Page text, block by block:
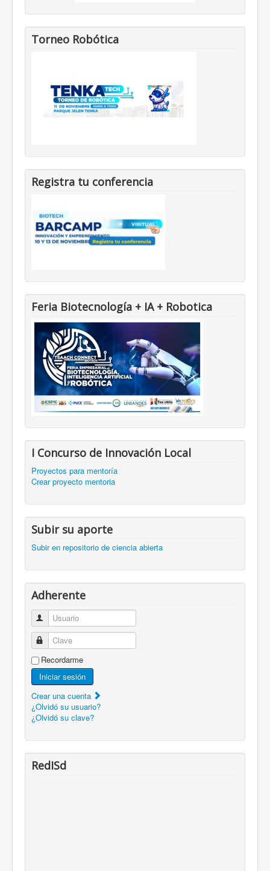
Torneo Robótica
Registra tu conferencia
Feria Biotecnología + IA + Robotica
I Concurso de Innovación Local
Proyectos para mentoría
Crear proyecto mentoria
Subir su aporte
Subir en repositorio de ciencia abierta
Adherente
Usuario
Clave
Recordarme
Iniciar sesión
Crear una cuenta
¿Olvidó su usuario?
¿Olvidó su clave?
RedISd